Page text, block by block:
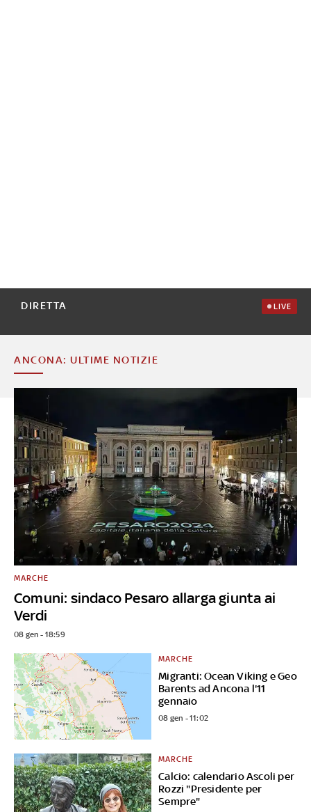
DIRETTA LIVE
ANCONA: ULTIME NOTIZIE
Comuni: sindaco Pesaro allarga giunta ai
Verdi
MARCHE
08 gen - 18:59
Migranti: Ocean Viking e Geo
Barents ad Ancona l'11
gennaio
MARCHE
08 gen - 11:02
Calcio: calendario Ascoli per
Rozzi "Presidente per
Sempre"
MARCHE